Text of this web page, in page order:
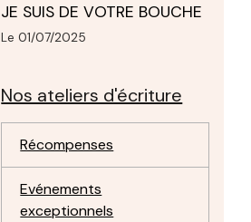
JE SUIS DE VOTRE BOUCHE
Le 01/07/2025
Nos ateliers d'écriture
Récompenses
Evénements
exceptionnels